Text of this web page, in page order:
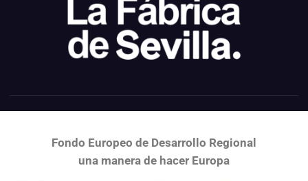
Fondo Europeo de Desarrollo Regional
una manera de hacer Europa